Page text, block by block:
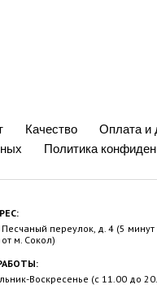
Качество Оплата и
Политика
переулок, д. 4 (5 минут
м. Сокол)
Воскресенье (с 11.00 до